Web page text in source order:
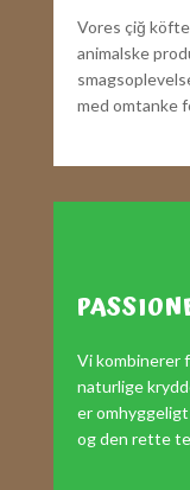
Vores çiğ
animalske
med omtanke
Vi kombinerer
naturlige
er
og den rette